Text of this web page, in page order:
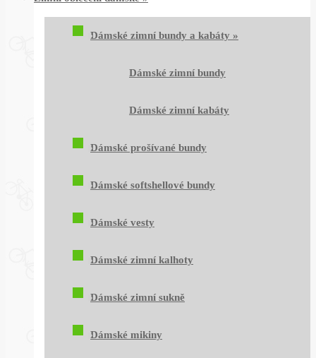
Dámské zimní bundy a kabáty »
Dámské zimní bundy
Dámské zimní kabáty
Dámské prošívané bundy
Dámské softshellové bundy
Dámské vesty
Dámské zimní kalhoty
Dámské zimní sukně
Dámské mikiny